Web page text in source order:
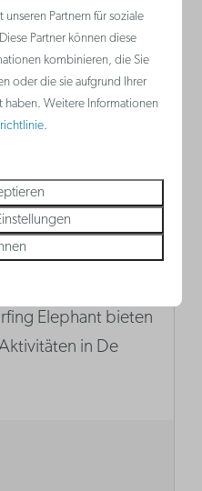
und Meer zu
De
Elephant bieten
in De
Partnern für soziale
Partner können diese
kombinieren, die Sie
oder die sie aufgrund Ihrer
haben. Weitere Informationen
.